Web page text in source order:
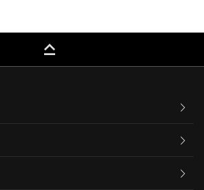
keyboard_capslock